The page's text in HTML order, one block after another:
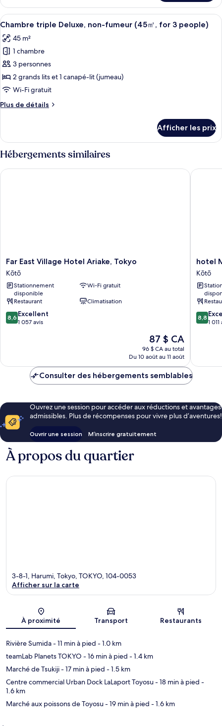
Deluxe,
non-
fumeur
(45
㎡,
for
5
people)
Chambre
triple
Deluxe,
fumeur
(45
㎡,
for
5
people)
Afficher
toutes
les
photos
pour
ce
type
chambre :
Deluxe,
non-
fumeur
(45
Une chambre d’hôtel moderne avec
5
Chambre triple Deluxe, non-fumeur (45㎡, for 3 people)
45 m²
1 chambre
3 personnes
2 grands lits et 1 canapé-lit (jumeau)
Wi-Fi gratuit
Plus de détails
Plus
Chambre
triple
Deluxe,
non-
fumeur
Afficher les prix
Hébergements similaires
Far
East
Village
Hotel
Ariake,
Tokyo
Kōtō
Far East Village Hotel Ariake, Tokyo
Kōtō
Stationnement
disponible
Wi-Fi gratuit
Restaurant
Climatisation
8.6
sur
8,6 Excellent
1 057 avis
Le
prix
est
87 $ CA
87 $ CA
96 $ CA au total
Du 10 août au 11 août
Far East Village Hotel Ariake, Tokyo
hotel
Kōtō
hotel
Kōtō
8.8
sur
8,8
1 011
hotel
Consulter des hébergements semblables
Ouvrez une session pour accéder aux réductions et avantages
admissibles. Plus de récompenses pour vivre plus d’aventures!
Ouvrir une session M’inscrire gratuitement
À propos du quartier
Carte
3-8-1, Harumi, Tokyo, TOKYO, 104-0053
Afficher sur la carte
À proximité Transport Restaurants
Rivière Sumida- 11 min à pied - 1.0 km
teamLab Planets TOKYO - 16 min à pied - 1.4 km
Marché de Tsukiji- 17 min à pied - 1.5 km
Centre commercial Urban Dock LaLaport Toyosu- 18 min à pied -
1.6 km
Marché aux poissons de Toyosu- 19 min à pied - 1.6 km